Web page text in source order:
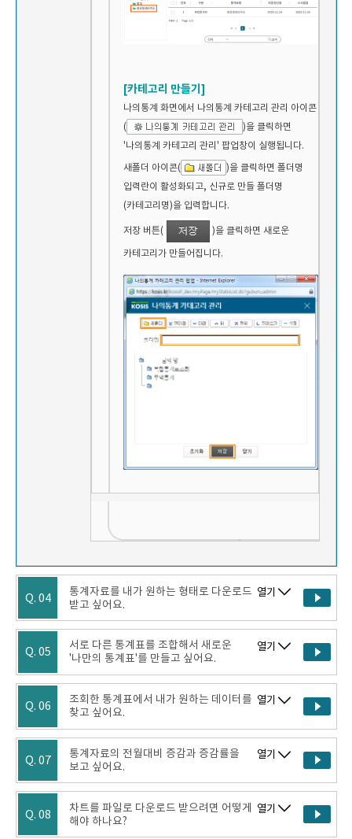
[카테고리 만들기]
나의통계 화면에서 나의통계 카테고리 관리 아이콘
(
)을 클릭하면
'나의통계 카테고리 관리' 팝업창이 실행됩니다.
새폴더 아이콘(
)을 클릭하면 폴더명
입력란이 활성화되고, 신규로 만들 폴더명
(카테고리명)을 입력합니다.
저장 버튼(
)을 클릭하면 새로운
카테고리가 만들어집니다.
Q. 04
통계자료를 내가 원하는 형태로 다운로드
받고 싶어요.
열기
Q. 05
서로 다른 통계표를 조합해서 새로운
'나만의 통계표'를 만들고 싶어요.
열기
Q. 06
조회한 통계표에서 내가 원하는 데이터를
찾고 싶어요.
열기
Q. 07
통계자료의 전월대비 증감과 증감률을
보고 싶어요.
열기
Q. 08
차트를 파일로 다운로드 받으려면 어떻게
해야 하나요?
열기